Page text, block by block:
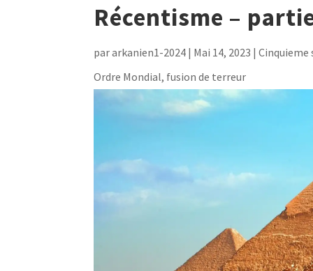
Récentisme –
pararkanien1-2024 | Mai 14, 2023 |
Ordre Mondial, fusion de terreur